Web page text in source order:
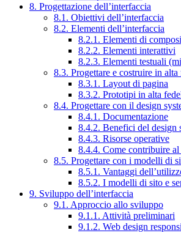
8. Progettazione dell’interfaccia
8.1. Obiettivi dell’interfaccia
8.2. Elementi dell’interfaccia
8.2.1. Elementi di
8.2.2. Elementi interattivi
8.2.3. Elementi testuali
8.3. Progettare e costruire in alta
8.3.1. Layout di pagina
8.3.2. Prototipi in alta
8.4. Progettare con il design
8.4.1. Documentazione
8.4.2. Benefici del design
8.4.3. Risorse operative
8.4.4. Come contribuire
8.5. Progettare con i modelli di
8.5.1. Vantaggi
8.5.2. I modelli di sito e
9. Sviluppo dell’interfaccia
9.1. Approccio allo sviluppo
9.1.1. Attività preliminari
9.1.2. Web design